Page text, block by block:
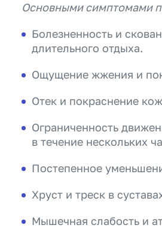
Основными симптомами
Болезненность и
длительного отдыха.
Ощущение жжения и
Отек и покраснение
Ограниченность
в течение нескольких
Постепенное
Хруст и треск в
Мышечная слабость и